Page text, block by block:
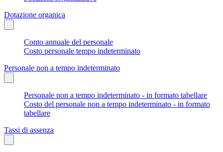
Dotazione organica
Conto annuale del personale
Costo personale tempo indeterminato
Personale non a tempo indeterminato
Personale non a tempo indeterminato - in formato tabellare
Costo del personale non a tempo indeterminato - in formato
tabellare
Tassi di assenza